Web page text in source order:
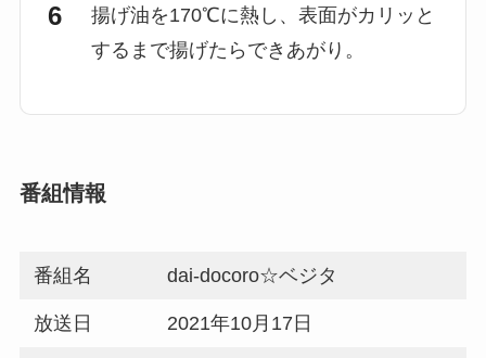
揚げ油を170℃に熱し、表面がカリッと
するまで揚げたらできあがり。
番組情報
番組名 dai-docoro☆ベジタ
放送日 2021年10月17日